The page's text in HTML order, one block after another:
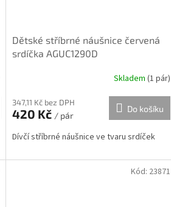
Dětské stříbrné náušnice červená
srdíčka AGUC1290D
Skladem (1 pár)
347,11 Kč bez DPH
420 Kč / pár
Do košíku
Dívčí stříbrné náušnice ve tvaru srdíček
Kód: 23871